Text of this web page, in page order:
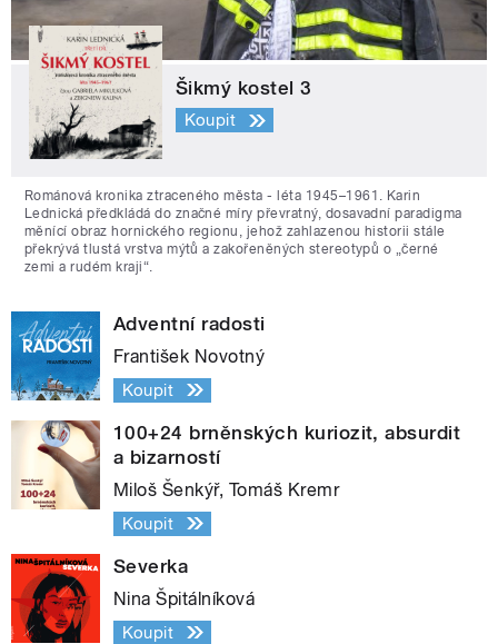
Šikmý kostel 3
Koupit
Románová kronika ztraceného města - léta 1945–1961. Karin
Lednická předkládá do značné míry převratný, dosavadní paradigma
měnící obraz hornického regionu, jehož zahlazenou historii stále
překrývá tlustá vrstva mýtů a zakořeněných stereotypů o „černé
zemi a rudém kraji“.
Adventní radosti
František Novotný
Koupit
100+24 brněnských kuriozit, absurdit
a bizarností
Miloš Šenkýř, Tomáš Kremr
Koupit
Severka
Nina Špitálníková
Koupit